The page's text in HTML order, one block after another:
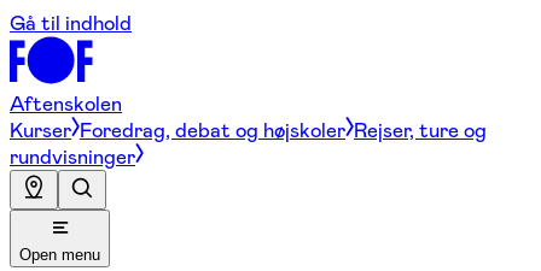
Gå til indhold
Aftenskolen
Kurser Foredrag, debat og højskoler Rejser, ture og
rundvisninger
Open menu